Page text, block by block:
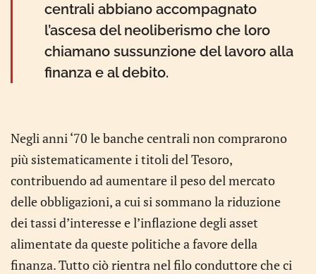
centrali abbiano accompagnato
l’ascesa del neoliberismo che loro
chiamano sussunzione del lavoro alla
finanza e al debito.
Negli anni ‘70 le banche centrali non comprarono
più sistematicamente i titoli del Tesoro,
contribuendo ad aumentare il peso del mercato
delle obbligazioni, a cui si sommano la riduzione
dei tassi d’interesse e l’inflazione degli asset
alimentate da queste politiche a favore della
finanza. Tutto ciò rientra nel filo conduttore che ci